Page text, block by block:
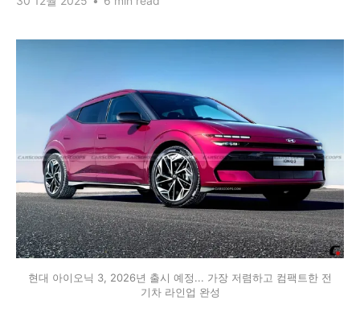
현대 아이오닉 3, 2026년 출시 예정... 가장 저렴하고 컴팩트한 전
기차 라인업 완성